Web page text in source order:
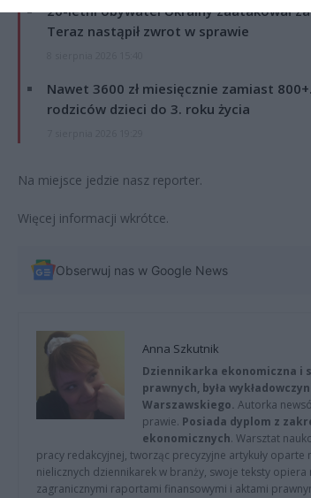
26-letni obywatel Ukrainy zaatakował
Teraz nastąpił zwrot w sprawie
Nawet 3600 zł miesięcznie zamiast
rodziców dzieci do 3. roku życia
Na miejsce jedzie nasz reporter.
Więcej informacji wkrótce.
Obserwuj nas w Google News
Anna Szkutnik
Dziennikarka ekonomiczna i
prawnych, była
Warszawskiego. Autorka
prawie. Posiada dyplom z
ekonomicznych. Warsztat
pracy redakcyjnej, tworząc precyzyjne artykuły oparte
nielicznych dziennikarek w branży, swoje teksty
zagranicznymi raportami finansowymi i aktami